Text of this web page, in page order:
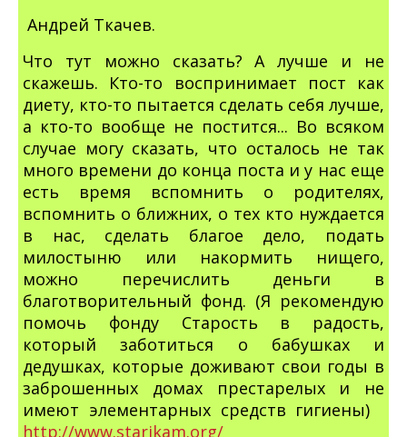
Андрей Ткачев.
Что тут можно сказать? А лучше и не
скажешь. Кто-то воспринимает пост как
диету, кто-то пытается сделать себя лучше,
а кто-то вообще не постится... Во всяком
случае могу сказать, что осталось не так
много времени до конца поста и у нас еще
есть время вспомнить о родителях,
вспомнить о ближних, о тех кто нуждается
в нас, сделать благое дело, подать
милостыню или накормить нищего,
можно перечислить деньги в
благотворительный фонд. (Я рекомендую
помочь фонду Старость в радость,
который заботиться о бабушках и
дедушках, которые доживают свои годы в
заброшенных домах престарелых и не
имеют элементарных средств гигиены)
http://www.starikam.org/